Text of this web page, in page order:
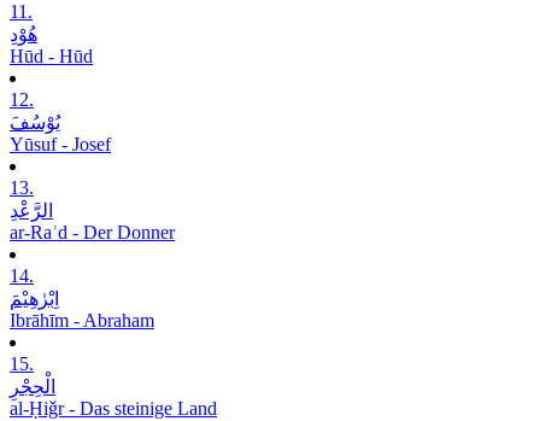
11.
ھُوْدِ
Hūd - Hūd
12.
یُوْسُفَ
Yūsuf - Josef
13.
الرَّعْدِ
ar-Raʿd - Der Donner
14.
اِبْرٰھِیْمَ
Ibrāhīm - Abraham
15.
الْحِجْرِ
al-Ḥiǧr - Das steinige Land